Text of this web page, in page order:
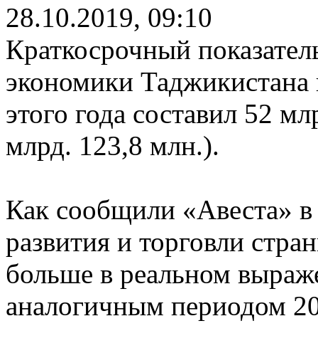
28.10.2019, 09:10
Краткосрочный
экономики Таджикистана
этого года составил 52
млрд. 123,8 млн.).
Как сообщили «Авеста» в
развития и торговли
больше в реальном
аналогичным периодом